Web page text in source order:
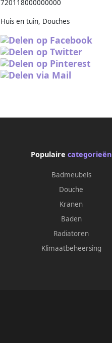
720118000000000
Huis en tuin, Douches
Populaire categorieën
Badmeubels
Douche
Kranen
Baden
Radiatoren
Klimaatbeheersing